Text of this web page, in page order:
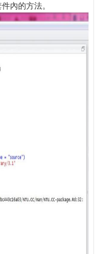
內的方法。